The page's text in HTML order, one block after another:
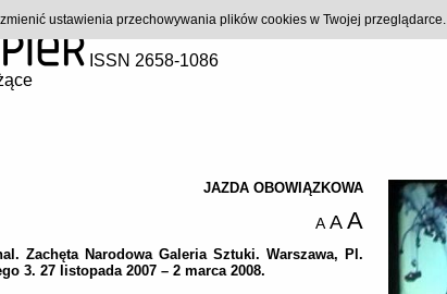
ISSN 2658-1086
JAZDA OBOWIĄZKOWA
A A A
Zachęta Narodowa Galeria Sztuki. Warszawa, Pl.
3. 27 listopada 2007 – 2 marca 2008.
ustawienia przechowywania plików cookies w Twojej przeglądarce.